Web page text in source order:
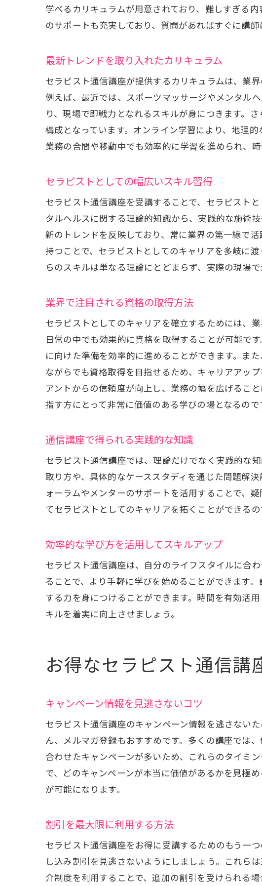
キャ
友人
通信
資格
オン
実際
資格
業界
現場
オン
リア
公式
メル
SNS
地域
信頼
セラ
実践
受講
長所
学び
オン
講座
新た
自己
受講
将来
学べるカリキュラムが用意されており、難しすぎる
のサポートも充実しており、質問があればすぐに講師
最新トレンドを取り入れたカリキュラム
セラピスト通信講座が提供するカリキュラムは、業
例えば、最近では、スポーツマッサージやメンタル
り、現場で即戦力となれるスキルが身につきます。
構成となっています。オンライン学習により、地理
業務の合間や移動中でも効率的に学習を進められ、
セラピストとしての幅広いスキル習得
セラピスト通信講座を受講することで、セラピスト
タルヘルスに関する理論的知識から、実践的な施術
新のトレンドを反映しており、常に業界の第一線で
持つことで、セラピストとしてのキャリアを多岐に
らのスキルは単なる理論にとどまらず、実際の現場
業界で注目される資格の取得方法
セラピストとしてのキャリアを確立するためには、
日常の中でも効果的に資格を取得することが可能で
に向けた準備を効率的に進めることができます。ま
ながらでも資格取得を目指せるため、キャリアアッ
アントからの信頼度が向上し、業務の幅を広げるこ
指す方にとって非常に価値のある学びの場となるので
通信講座で得られる実践的な知識
セラピスト通信講座では、理論だけでなく実践的な
取り方や、具体的なケーススタディを通じた問題解
ォーラムやメンターのサポートを活用することで、
てセラピストとしてのキャリアを拓くことができるの
効率的な学び方を活用してスキルアップ
セラピスト通信講座は、自分のライフスタイルに合
ることで、より手軽に学びを始めることができます
する力を身につけることができます。時間を有効活
キルを着実に向上させましょう。
お得なセラピスト通信講
キャンペーン情報を見逃さないコツ
セラピスト通信講座のキャンペーン情報を逃さない
ん、メルマガ登録もおすすめです。多くの講座では
合わせたキャンペーンが多いため、これらのタイミ
で、どのキャンペーンが本当に価値があるかを見極
が可能になります。
割引を最大限に利用する方法
セラピスト通信講座をお得に受講するためのもう一
し込み割引を見逃さないようにしましょう。これら
介制度を利用することで、追加の割引を受けられる